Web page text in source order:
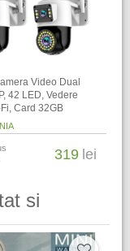
Video Dual
42 LED, Vedere
Card 32GB
319 lei
si